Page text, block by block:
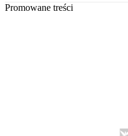
Promowane treści